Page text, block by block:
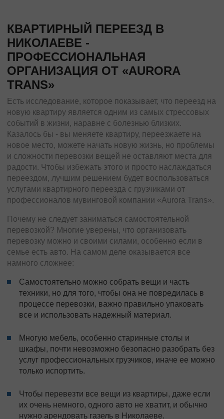
КВАРТИРНЫЙ ПЕРЕЕЗД В
НИКОЛАЕВЕ -
ПРОФЕССИОНАЛЬНАЯ
ОРГАНИЗАЦИЯ ОТ «AURORA
TRANS»
Есть исследование, которое показывает, что переезд на
новую квартиру является одним из самых стрессовых
событий в жизни, наравне с болезнью близких.
Казалось бы - вы меняете квартиру, переезжаете на
новое место, можете начать новую жизнь, но проблемы
и сложности перевозки вещей не оставляют места для
радости. Чтобы избежать этого и просто наслаждаться
переездом, лучшим решением будет воспользоваться
услугами квартирного переезда с грузчиками от
профессионалов мувинговой компании «Aurora Trans».
Почему не следует заниматься самостоятельной
перевозкой? Многие уверены, что организовать
перевозку можно и своими силами, особенно если в
семье есть авто. На самом деле оказывается все
намного сложнее:
Самостоятельно можно собрать вещи и часть
техники, но для того, чтобы она не повредилась в
процессе перевозки, важно правильно упаковать
все и использовать надежный материал.
Многую мебель, особенно старинные столы и
шкафы, почти невозможно безопасно разобрать без
услуг профессиональных грузчиков, иначе ее можно
только испортить.
Чтобы перевезти все вещи из квартиры, даже если
их очень немного, одного авто не хватит, и обычно
нужно арендовать газель в Николаеве.